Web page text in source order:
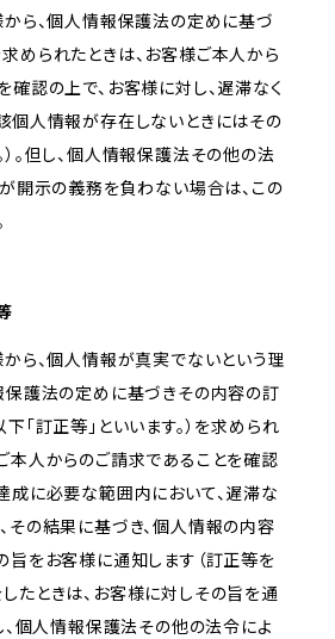
から、個人情報保護法の定めに基づ
められたときは、お客様ご本人から
確認の上で、お客様に対し、遅滞なく
個人情報が存在しないときにはその
）。但し、個人情報保護法その他の法
が開示の義務を負わない場合は、この
から、個人情報が真実でないという理
保護法の定めに基づきその内容の訂
「訂正等」といいます。）を求められ
本人からのご請求であることを確認
成に必要な範囲内において、遅滞な
その結果に基づき、個人情報の内容
旨をお客様に通知します（訂正等を
たときは、お客様に対しその旨を通
、個人情報保護法その他の法令によ